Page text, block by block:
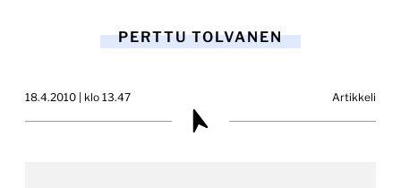
PERTTU TOLVANEN
18.4.2010 | klo 13.47 Artikkeli